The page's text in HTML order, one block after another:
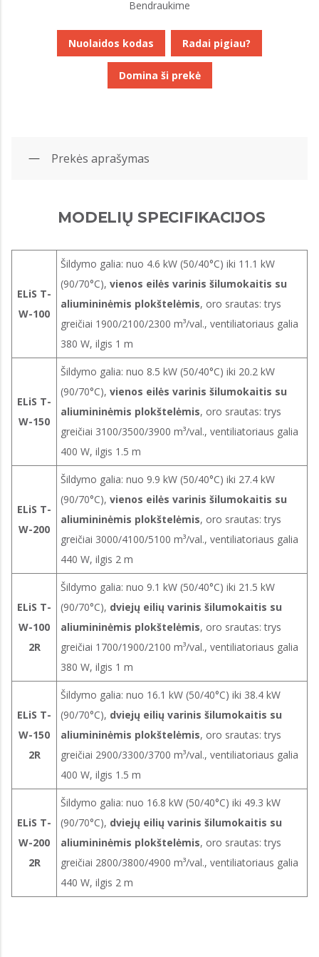
Bendraukime
Nuolaidos kodas Radai pigiau?
Domina ši prekė
Prekės aprašymas
MODELIŲ SPECIFIKACIJOS
ELiS T-
W-100
Šildymo galia: nuo 4.6 kW (50/40°C) iki 11.1 kW
(90/70°C), vienos eilės varinis šilumokaitis su
aliumininėmis plokštelėmis, oro srautas: trys
greičiai 1900/2100/2300 m³/val., ventiliatoriaus galia
380 W, ilgis 1 m
ELiS T-
W-150
Šildymo galia: nuo 8.5 kW (50/40°C) iki 20.2 kW
(90/70°C), vienos eilės varinis šilumokaitis su
aliumininėmis plokštelėmis, oro srautas: trys
greičiai 3100/3500/3900 m³/val., ventiliatoriaus galia
400 W, ilgis 1.5 m
ELiS T-
W-200
Šildymo galia: nuo 9.9 kW (50/40°C) iki 27.4 kW
(90/70°C), vienos eilės varinis šilumokaitis su
aliumininėmis plokštelėmis, oro srautas: trys
greičiai 3000/4100/5100 m³/val., ventiliatoriaus galia
440 W, ilgis 2 m
ELiS T-
W-100
2R
Šildymo galia: nuo 9.1 kW (50/40°C) iki 21.5 kW
(90/70°C), dviejų eilių varinis šilumokaitis su
aliumininėmis plokštelėmis, oro srautas: trys
greičiai 1700/1900/2100 m³/val., ventiliatoriaus galia
380 W, ilgis 1 m
ELiS T-
W-150
2R
Šildymo galia: nuo 16.1 kW (50/40°C) iki 38.4 kW
(90/70°C), dviejų eilių varinis šilumokaitis su
aliumininėmis plokštelėmis, oro srautas: trys
greičiai 2900/3300/3700 m³/val., ventiliatoriaus galia
400 W, ilgis 1.5 m
ELiS T-
W-200
2R
Šildymo galia: nuo 16.8 kW (50/40°C) iki 49.3 kW
(90/70°C), dviejų eilių varinis šilumokaitis su
aliumininėmis plokštelėmis, oro srautas: trys
greičiai 2800/3800/4900 m³/val., ventiliatoriaus galia
440 W, ilgis 2 m